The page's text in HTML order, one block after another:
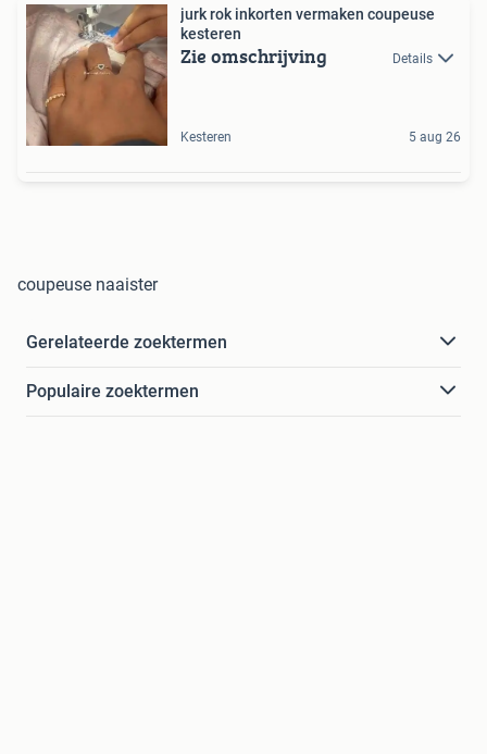
jurk rok inkorten vermaken coupeuse
kesteren
Zie omschrijving Details
Kesteren 5 aug 26
coupeuse naaister
Gerelateerde zoektermen
Populaire zoektermen